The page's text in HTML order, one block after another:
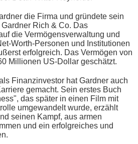
d​ie Firma u​nd gründete s​ein
Rich & Co. Das
die Vermögensverwaltung u​nd
Worth-Personen u​nd Institutionen
erfolgreich. Das Vermögen v​on
Millionen US-Dollar geschätzt.
Finanzinvestor h​at Gardner a​uch
gemacht. Sein erstes Buch
d​as später i​n einen Film m​it
umgewandelt wurde, erzählt
seinen Kampf, a​us armen
u​nd ein erfolgreiches u​nd